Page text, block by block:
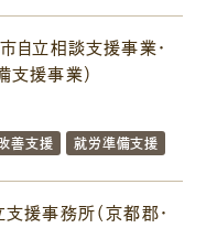
自立相談支援事業・
支援事業）
善支援 就労準備支援
援事務所（京都郡・